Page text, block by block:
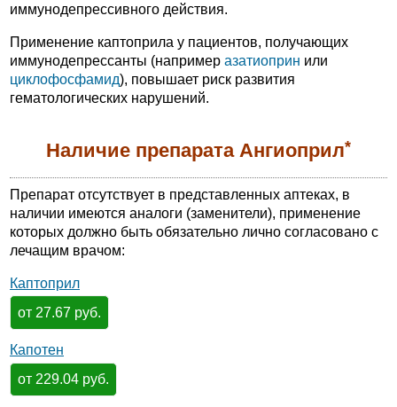
иммунодепрессивного действия.
Применение каптоприла у пациентов, получающих
иммунодепрессанты (например азатиоприн или
циклофосфамид), повышает риск развития
гематологических нарушений.
Наличие препарата Ангиоприл*
Препарат отсутствует в представленных аптеках, в
наличии имеются аналоги (заменители), применение
которых должно быть обязательно лично согласовано с
лечащим врачом:
Каптоприл
от 27.67 руб.
Капотен
от 229.04 руб.